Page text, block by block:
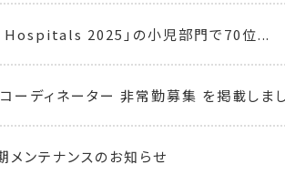
2025」の小児部門で70位...
ディネーター 非常勤募集 を掲載しま
メンテナンスのお知らせ